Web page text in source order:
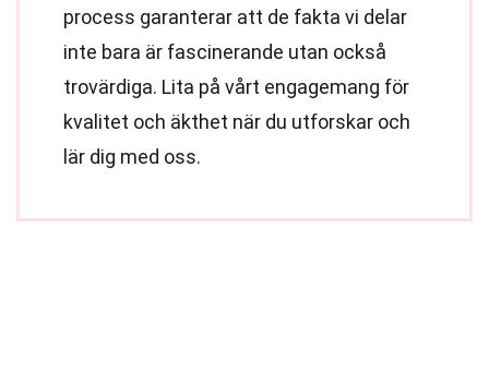
process garanterar att de fakta vi delar
inte bara är fascinerande utan också
trovärdiga. Lita på vårt engagemang för
kvalitet och äkthet när du utforskar och
lär dig med oss.